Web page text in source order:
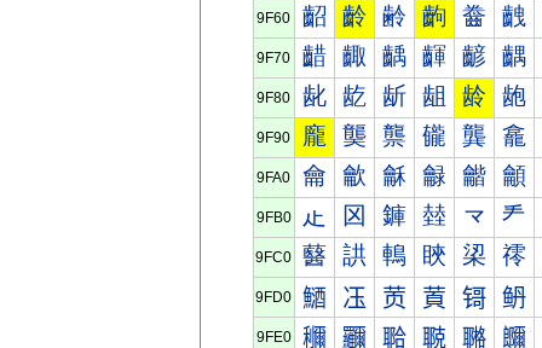
9F60 齠 齡 齢 齣 齤 齥
9F70 齰 齱 齲 齳 齴 齵
9F80 龀 龁 龂 龃 龄 龅
9F90 龐 龑 龒 龓 龔 龕
9FA0 龠 龡 龢 龣 龤 龥
9FB0 龰 龱 龲 龳 龴 龵
9FC0 鿀 鿁 鿂 鿃 鿄 鿅
9FD0 鿐 鿑 鿒 鿓 鿔 鿕
9FE0 鿠 鿡 鿢 鿣 鿤 鿥